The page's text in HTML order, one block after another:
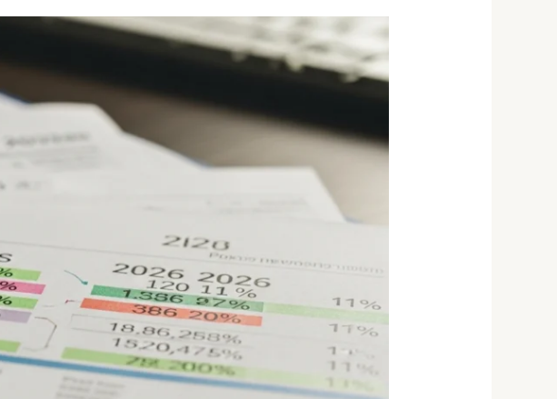
מיסוי
בונוסים
מתיק
סימולציה